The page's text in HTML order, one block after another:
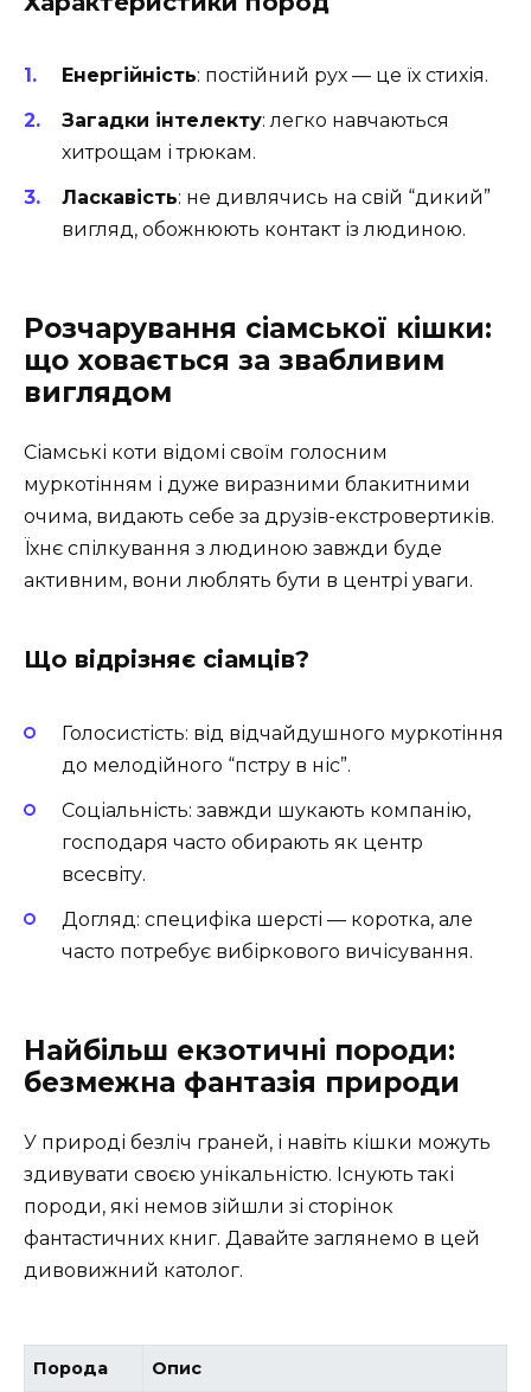
Енергійність: постійний рух — це їх стихія.
Загадки інтелекту: легко навчаються
хитрощам і трюкам.
Ласкавість: не дивлячись на свій “дикий”
вигляд, обожнюють контакт із людиною.
Розчарування сіамської кішки:
що ховається за звабливим
виглядом
Сіамські коти відомі своїм голосним
муркотінням і дуже виразними блакитними
очима, видають себе за друзів-екстровертиків.
Їхнє спілкування з людиною завжди буде
активним, вони люблять бути в центрі уваги.
Що відрізняє сіамців?
Голосистість: від відчайдушного муркотіння
до мелодійного “пстру в ніс”.
Соціальність: завжди шукають компанію,
господаря часто обирають як центр
всесвіту.
Догляд: специфіка шерсті — коротка, але
часто потребує вибіркового вичісування.
Найбільш екзотичні породи:
безмежна фантазія природи
У природі безліч граней, і навіть кішки можуть
здивувати своєю унікальністю. Існують такі
породи, які немов зійшли зі сторінок
фантастичних книг. Давайте заглянемо в цей
дивовижний католог.
Порода Опис